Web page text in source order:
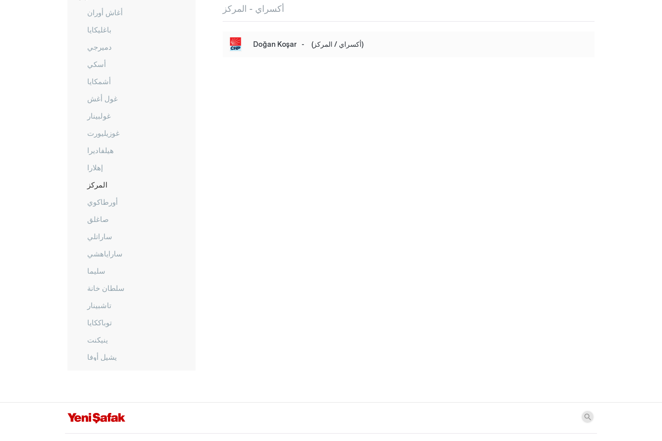
أغاش أوران
باغليكايا
دميرجي
أسكي
أشمكايا
غول أغش
غولبينار
غوزيليورت
هيلفاديرا
إهلارا
المركز
أورطاكوي
صاغلق
ساراتلي
ساراياهشي
سليما
سلطان خانة
تاشبينار
توباككايا
ينيكنت
يشيل أوفا
أرداهان
أكسراي - المركز
Doğan Koşar - (أكسراي / المركز)